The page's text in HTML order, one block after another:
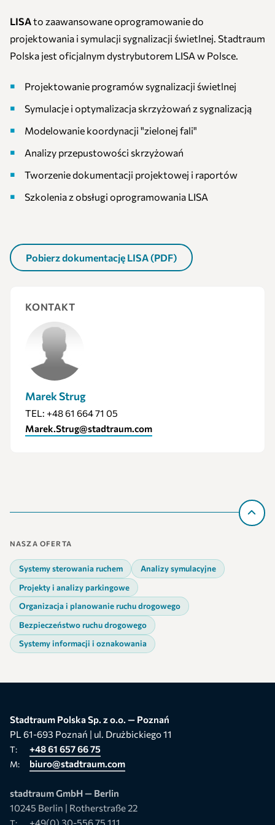
LISAto zaawansowane oprogramowanie do
projektowania i symulacji sygnalizacji świetlnej. Stadtraum
Polska jest oficjalnym dystrybutorem LISA w Polsce.
Projektowanie programów sygnalizacji świetlnej
Symulacje i optymalizacja skrzyżowań z sygnalizacją
Modelowanie koordynacji "zielonej fali"
Analizy przepustowości skrzyżowań
Tworzenie dokumentacji projektowej i raportów
Szkolenia z obsługi oprogramowania LISA
Pobierz dokumentację LISA (PDF)
KONTAKT
Marek Strug
TEL: +48 61 664 71 05
Marek.Strug@stadtraum.com
NASZA OFERTA
Systemy sterowania ruchem
Analizy symulacyjne
Projekty i analizy parkingowe
Organizacja i planowanie ruchu drogowego
Bezpieczeństwo ruchu drogowego
Systemy informacji i oznakowania
Stadtraum Polska Sp. z o.o. — Poznań
PL 61-693 Poznań | ul. Drużbickiego 11
T: +48 61 657 66 75
M: biuro@stadtraum.com
stadtraum GmbH — Berlin
10245 Berlin | Rotherstraße 22
+49(0) 30-556 75 111